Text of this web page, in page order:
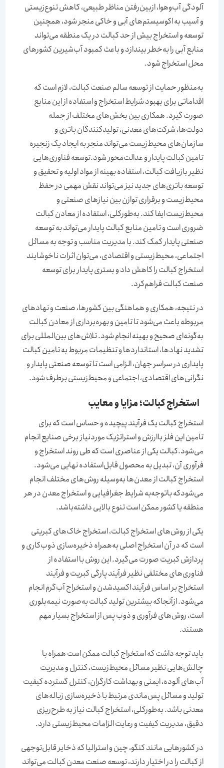
آلودگی آب‌‌‌‌‌‌وهوا، ازبین‌‌‌‌‌‌رفتن مناظر طبیعی، کاهش تنوع‌زیستی
و آسیب به اکوسیستم‌‌‌‌‌‌های آبی و خاکی منجر شود، همچنین
توسعه و استخراج بیش از حد کبالت در یک منطقه می‌تواند
منابع آبی را به‌خطر بیندازد و باعث کمبود آب‌شیرین کشورهای
محل استخراج شود.
به‌‌‌‌‌‌منظور حمایت از توسعه سالم صنعت کبالت، لازم است که
اقداماتی برای بهبود شرایط استخراج و استفاده از این منابع
صورت گیرد. همکاری بین بخش‌های مختلف از جمله
دولت‌‌‌‌‌‌ها، شرکت‌های معدنی، تولیدکنندگان باتری و
سازمان‌های محیط‌‌‌‌‌‌زیست می‌تواند منجر به ایجاد یک زنجیره
تامین کبالت پایدار و عدالت‌‌‌‌‌‌محور شود.توسعه فناوری‌هایی
نظیر بازیافت کبالت، استفاده بهینه از مواد اولیه و تحقیق و
توسعه باتری‌‌‌‌‌‌های جدید نیز می‌تواند نقش مهمی در حفظ
محیط‌‌‌‌‌‌زیست و برقراری توازن بین نیازهای صنعتی و
محیط‌‌‌‌‌‌زیست ایفا کند. به‌‌‌‌‌‌طورکلی، استفاده از معادن کبالت
ضروری است و تامین منابع کبالت پایدار می‌تواند به توسعه
صنعتی پایدار کمک کند. با مدیریت مناسب و توجه به مسائل
اجتماعی، محیط‌زیستی و اقتصادی، می‌توان اثرات ناخوشایند
استخراج کبالت را کاهش داد و بستری پایدار برای توسعه
صنعت کبالت فراهم‌کرد.
در نتیجه، همکاری و هماهنگی بین کشورها، صنعت و نهادهای
مربوطه باعث می‌شود تا تامین و بهره‌‌‌‌‌‌برداری از معادن کبالت
به‌‌‌‌‌‌گونه‌‌‌‌‌‌ای صحیح و بهینه انجام شود. تلاش‌های بین‌المللی برای
تشدید نهادها، استانداردها و تنظیمات مربوط به تامین کبالت
پایداری در سراسر جهان، الزامی است تا توسعه صنعتی پایدار و
نگرانی‌های اقتصادی، اجتماعی و محیط‌زیستی برطرف شود.
استخراج کبالت؛ مزایا و معایب
استخراج کبالت یک فرآیند پیچیده و حساس است که برای
تامین این فلز باارزش و استراتژیک موردنیاز برخی صنایع انجام
می‌شود.کبالت یکی از عناصری است که طی روند استخراج و
فرآوری آن، تبدیل به محصول قابل‌‌‌‌‌‌استفاده نهایی می‌شود.
استخراج کبالت از معدن‌‌‌‌‌‌ها به‌‌‌‌‌‌وسیله روش‌های مختلف انجام
می‌شودکه باتوجه‌‌‌‌‌‌به شرایط جغرافیایی و استخراج معدن در هر
منطقه یا کشور ممکن است تنوع بالایی داشته‌باشد.
یکی از روش‌های استخراج کبالت، استخراج خاک‌‌‌‌‌‌های کبریتی
است که در آن استخراج اصلی به‌همراه ذخیره‌‌‌‌‌‌سازی ذوب‌‌‌‌‌‌کاری و
پردازش کبریت صورت می‌گیرد. این روش با استفاده از
فناوری‌های مختلفی نظیر فرآیند پارگی کبریت و فرآیند
استخراج بر اساس فرآیند اکسیدشدن و استخراج آب‌گرم انجام
می‌شود. ازآنجا‌که بیشترین تولید کبالت به‌‌‌‌‌‌صورت نیمه‌‌‌‌‌‌بلوری
است، روش‌های فرآوری و ذوب پس از استخراج بسیار مهم
هستند.
باید توجه داشت که استخراج کبالت ممکن است همراه با
چالش‌هایی نظیر مسائل محیط‌‌‌‌‌‌زیست، کنترل و مدیریت
آب‌های آلوده، ایمنی و بهداشت کارگران، کنترل گسترده کیفیت
تولید و مسائل پس‌‌‌‌‌‌ماندی مرتبط با ذخیره‌‌‌‌‌‌سازی زباله‌‌‌‌‌‌های
معدنی باشد. به‌‌‌‌‌‌طورکلی، استخراج کبالت نیاز به طرح‌‌‌‌‌‌ریزی
دقیق، مدیریت کیفیت و رعایت الزامات محیط‌‌‌‌‌‌زیستی دارد.
در کشورهایی مانند کنگو، چین و استرالیا که ذخایر قابل‌‌‌‌‌‌توجهی
از کبالت را در اختیار دارند، توسعه صنعت معدن کبالت می‌تواند